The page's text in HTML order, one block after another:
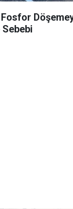
Sebebi